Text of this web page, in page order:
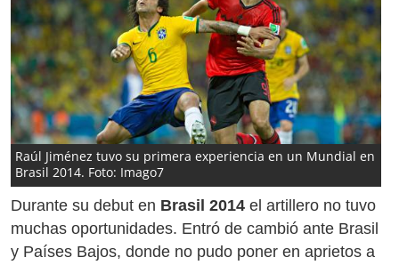
Raúl Jiménez tuvo su primera experiencia en un Mundial en
Brasil 2014. Foto: Imago7
Durante su debut en Brasil 2014 el artillero no tuvo
muchas oportunidades. Entró de cambió ante Brasil
y Países Bajos, donde no pudo poner en aprietos a